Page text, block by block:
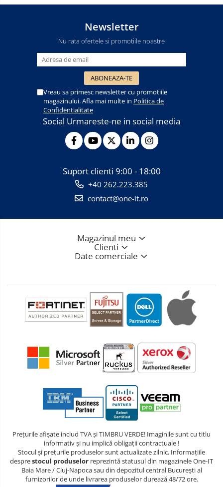
Newsletter
Nu rata ofertele si promotiile noastre
Vreau sa primesc newsletter cu promotiile
magazinului. Afla mai multe in Politica de
Confidentialitate
Social Urmareste-ne in social media
Suport clienti 9:00 - 18:00
+40 262.223.385
contact@one-it.ro
Magazinul meu
Clienti
Date comerciale
Prețurile afișate includ TVA și TIMBRU VERDE! Imaginile sunt cu titlu
informativ și nu implică obligații contractuale !
Stocul și prețurile produselor sunt actualizate zilnic. Informațiile
desprestocul produselor reprezintă statusul din magazinele One-IT
Baia Mare / Cluj-Napoca sau din depozitul central București al
furnizorilor de unde livrarea produselor durează 48/72 ore.